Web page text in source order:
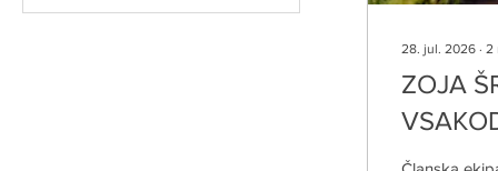
28. jul. 2026 ∙ 2
ZOJA